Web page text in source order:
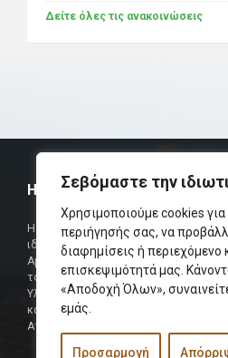
Σεβόμαστε την
Χρησιμοποιούμε cookies
περιήγησής σας, να
διαφημίσεις ή περιεχόμενο
επισκεψιμότητά μας.
«Αποδοχή Όλων»,
εμάς.
Προσαρμογή
Δείτε όλες τις ανακοινώσεις
Η ΟΜΟΣΠΟΝΔΙΑ
Η Ομοσπονδία Σωματείων Επαρχίας
ιδρύθηκε και πήρε τη θέση της Ένωσης
Αμαριωτών, που λειτουργούσε από το
το 1984.
Υλοποιήθηκε σε συνεργασία των
και των Δ.Σ των Αμαριώτικων
Αττικής.